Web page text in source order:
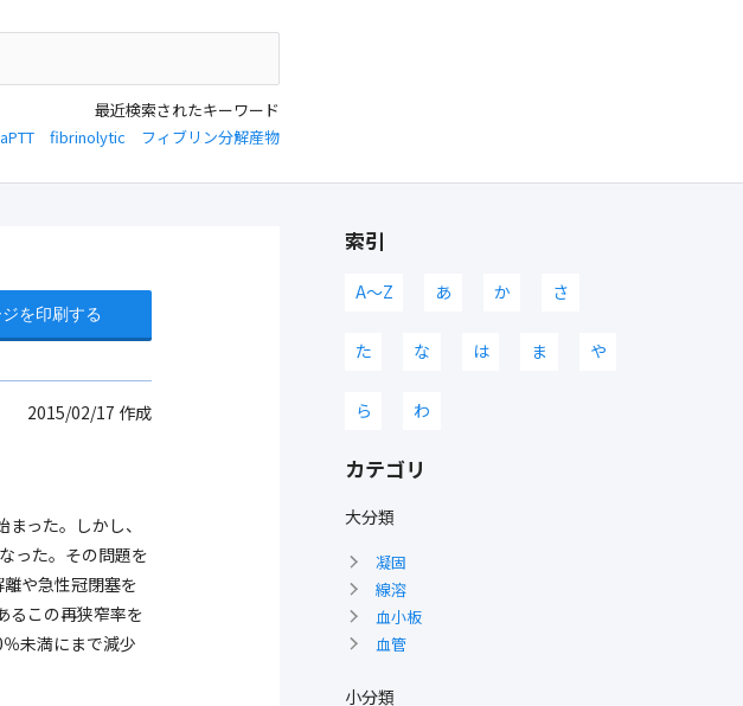
最近検索されたキーワード
fibrinolytic フィブリン分解産物
を印刷する
2015/02/17 作成
った。しかし、
った。その問題を
や急性冠閉塞を
るこの再狭窄率を
未満にまで減少
索引
A〜Z あ か さ
た な は ま や
ら わ
カテゴリ
大分類
凝固
線溶
血小板
血管
小分類